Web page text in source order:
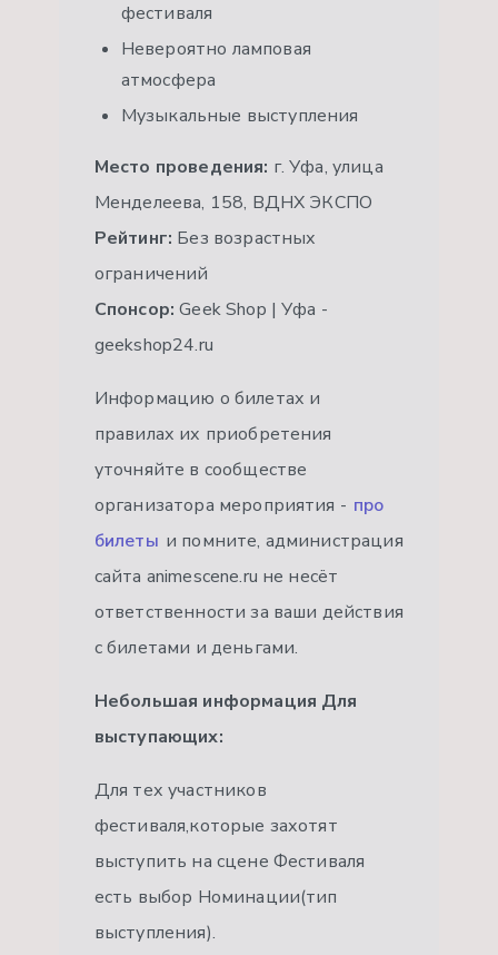
фестиваля
Невероятно ламповая
атмосфера
Музыкальные выступления
Место проведения: г. Уфа, улица
Менделеева, 158, ВДНХ ЭКСПО
Рейтинг: Без возрастных
ограничений
Спонсор: Geek Shop | Уфа -
geekshop24.ru
Информацию о билетах и
правилах их приобретения
уточняйте в сообществе
организатора мероприятия - про
билеты и помните, администрация
сайта animescene.ru не несёт
ответственности за ваши действия
с билетами и деньгами.
Небольшая информация Для
выступающих:
Для тех участников
фестиваля,которые захотят
выступить на сцене Фестиваля
есть выбор Номинации(тип
выступления).